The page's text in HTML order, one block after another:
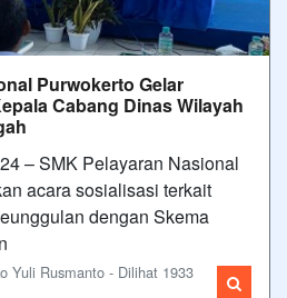
Purwokerto Gelar
Cabang Dinas Wilayah
– SMK Pelayaran Nasional
acara sosialisasi terkait
dengan Skema
Yuli Rusmanto - Dilihat 1933